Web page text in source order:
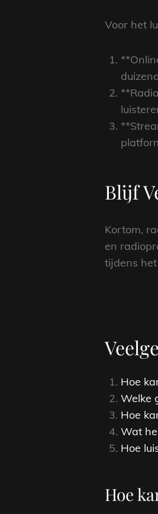
Voor het
Blijf
Kortom,
en
tijdens
Hoe
Welke
Hoe
Wat
Hoe
Hoe